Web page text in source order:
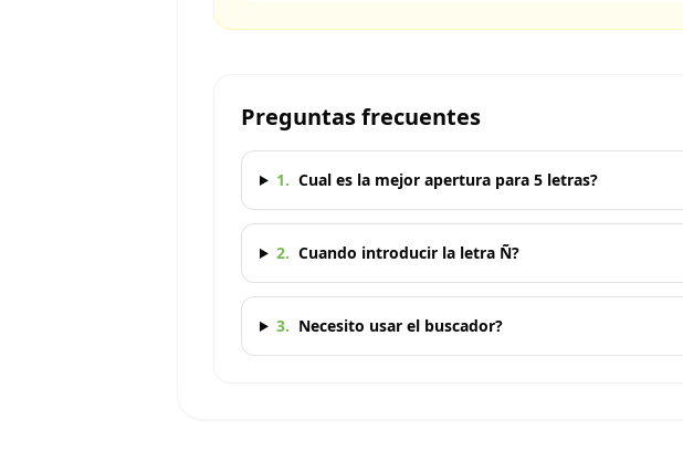
Preguntas frecuentes
1. Cual es la mejor apertura para 5 letras?
2. Cuando introducir la letra Ñ?
3. Necesito usar el buscador?